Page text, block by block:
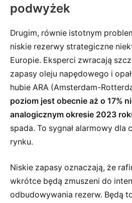
podwyżek
Drugim, równie istotnym
niskie rezerwy strategiczne
Europie. Eksperci zwracają
zapasy oleju napędowego i
hubie ARA (Amsterdam-
poziom jest obecnie aż o 17%
analogicznym okresie 2023
spada. To sygnał alarmowy dla
rynku.
Niskie zapasy oznaczają, że
wkrótce będą zmuszeni do
odbudowywania rezerw. Będą